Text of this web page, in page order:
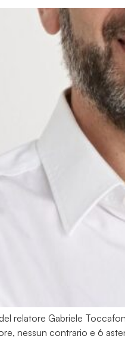
relatore Gabriele
nessun contrario e 6